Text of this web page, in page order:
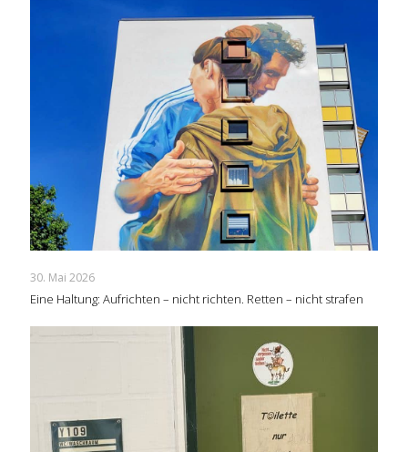
30. Mai 2026
Eine Haltung: Aufrichten – nicht richten. Retten – nicht strafen